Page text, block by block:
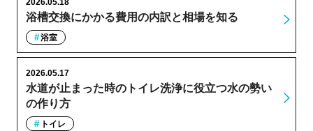
浴槽交換にかかる費用の内訳と相場を知る
浴室
水道が止まった時のトイレ洗浄に役立つ水の勢い
の作り方
2026.05.17
トイレ